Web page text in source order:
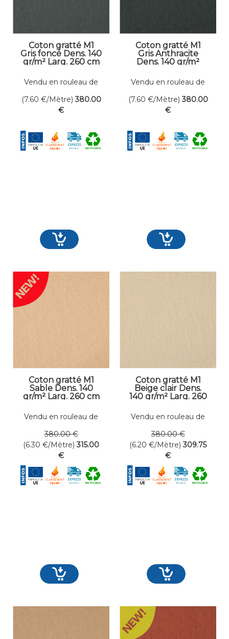
Coton gratté M1
Gris foncé Dens. 140
gr/m² Larg. 260 cm
Vendu en rouleau de
(7.60 €/Mètre) 380.00
€
Coton gratté M1
Gris Anthracite
Dens. 140 gr/m²
Vendu en rouleau de
(7.60 €/Mètre) 380.00
€
Coton gratté M1
Sable Dens. 140
gr/m² Larg. 260 cm
Vendu en rouleau de
380.00 €
(6.30 €/Mètre) 315.00
€
Coton gratté M1
Beige clair Dens.
140 gr/m² Larg. 260
Vendu en rouleau de
380.00 €
(6.20 €/Mètre) 309.75
€